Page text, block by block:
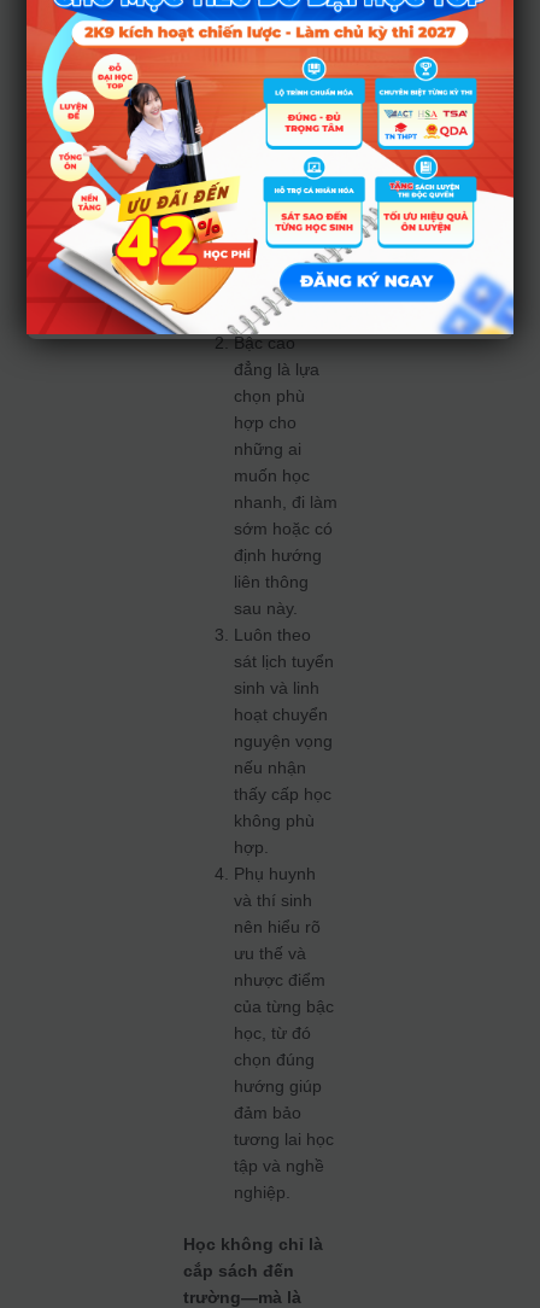
Khi xác nhận
nhập học,
hãy cân nhắc
kỹ năng lực
tài chính, khả
năng học tập
và định
hướng nghề
nghiệp —
đừng chỉ
chạy theo
“tên trường”.
Bậc cao
đẳng là lựa
chọn phù
hợp cho
những ai
muốn học
nhanh, đi làm
sớm hoặc có
định hướng
liên thông
sau này.
Luôn theo
sát lịch tuyển
sinh và linh
hoạt chuyển
nguyện vọng
nếu nhận
thấy cấp học
không phù
hợp.
Phụ huynh
và thí sinh
nên hiểu rõ
ưu thế và
nhược điểm
của từng bậc
học, từ đó
chọn đúng
hướng giúp
đảm bảo
tương lai học
tập và nghề
nghiệp.
Học không chỉ là
cắp sách đến
trường—mà là